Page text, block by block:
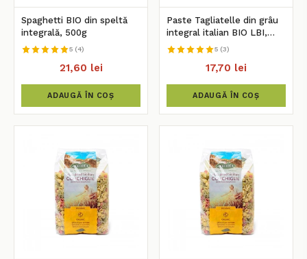
Spaghetti BIO din speltă
integrală, 500g
5 (4)
21,60 lei
ADAUGĂ ÎN COȘ
Paste Tagliatelle din grâu
integral italian BIO LBI,
500g
5 (3)
17,70 lei
ADAUGĂ ÎN COȘ